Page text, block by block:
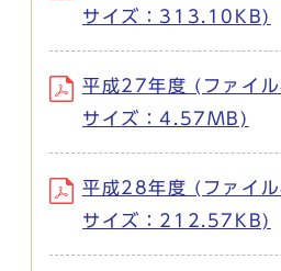
サイズ：313.10KB)
平成27年度 (ファイ
サイズ：4.57MB)
平成28年度 (ファイ
サイズ：212.57KB)